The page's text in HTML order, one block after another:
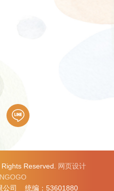
Reserved. 网页设计
公司 统编：53601880